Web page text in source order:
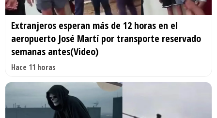
Extranjeros esperan más de 12 horas en el
aeropuerto José Martí por transporte reservado
semanas antes(Video)
Hace 11 horas